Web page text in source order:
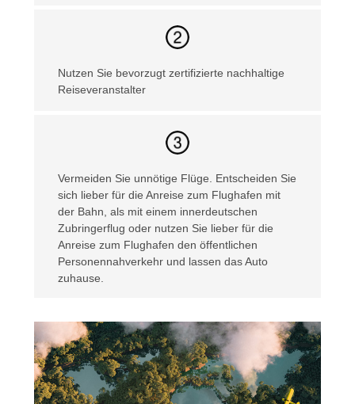
Nutzen Sie bevorzugt zertifizierte nachhaltige
Reiseveranstalter
Vermeiden Sie unnötige Flüge. Entscheiden Sie
sich lieber für die Anreise zum Flughafen mit
der Bahn, als mit einem innerdeutschen
Zubringerflug oder nutzen Sie lieber für die
Anreise zum Flughafen den öffentlichen
Personennahverkehr und lassen das Auto
zuhause.